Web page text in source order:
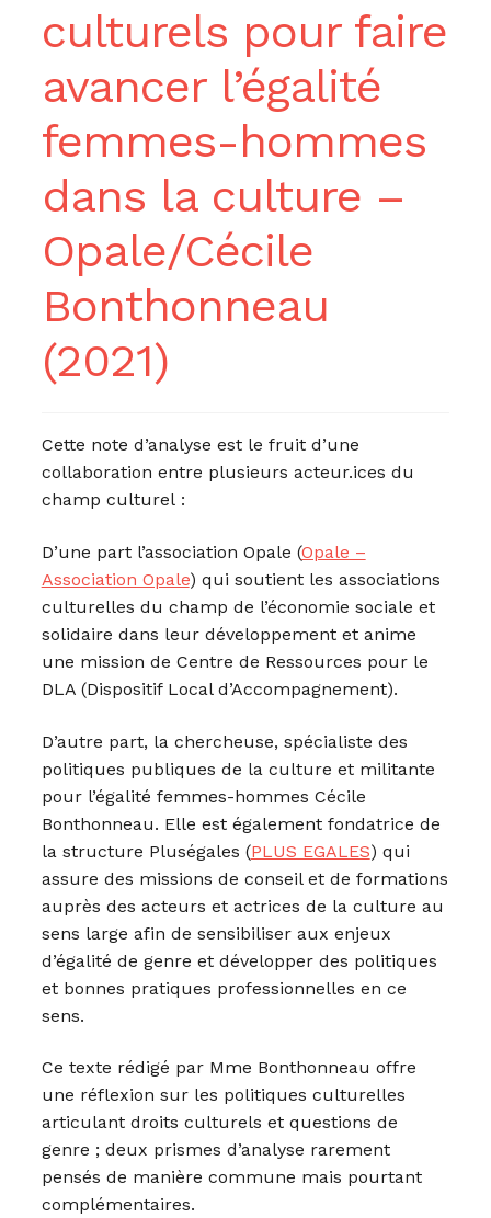
culturels pour faire
avancer l’égalité
femmes-hommes
dans la culture –
Opale/Cécile
Bonthonneau
(2021)
Cette note d’analyse est le fruit d’une
collaboration entre plusieurs acteur.ices du
champ culturel :
D’une part l’association Opale (Opale –
Association Opale) qui soutient les associations
culturelles du champ de l’économie sociale et
solidaire dans leur développement et anime
une mission de Centre de Ressources pour le
DLA (Dispositif Local d’Accompagnement).
D’autre part, la chercheuse, spécialiste des
politiques publiques de la culture et militante
pour l’égalité femmes-hommes Cécile
Bonthonneau. Elle est également fondatrice de
la structure Pluségales (PLUS EGALES) qui
assure des missions de conseil et de formations
auprès des acteurs et actrices de la culture au
sens large afin de sensibiliser aux enjeux
d’égalité de genre et développer des politiques
et bonnes pratiques professionnelles en ce
sens.
Ce texte rédigé par Mme Bonthonneau offre
une réflexion sur les politiques culturelles
articulant droits culturels et questions de
genre ; deux prismes d’analyse rarement
pensés de manière commune mais pourtant
complémentaires.